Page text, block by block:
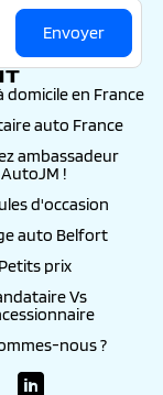
Envoyer
domicile en France
auto France
ambassadeur
AutoJM !
d'occasion
auto Belfort
Petits prix
Vs
nous ?